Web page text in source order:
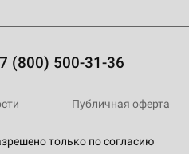
(800) 500-31-36
только по согласию
Публичная оферта